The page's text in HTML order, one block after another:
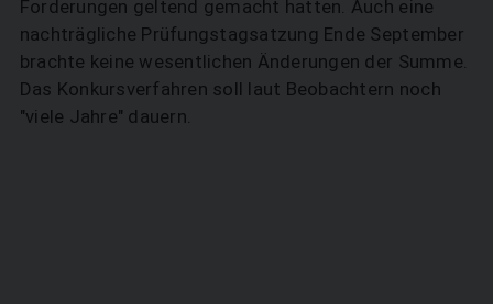
Forderungen geltend gemacht hatten. Auch eine
nachträgliche Prüfungstagsatzung Ende September
brachte keine wesentlichen Änderungen der Summe.
Das Konkursverfahren soll laut Beobachtern noch
"viele Jahre" dauern.